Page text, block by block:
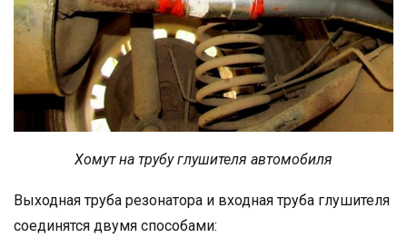
Хомут на трубу глушителя автомобиля
Выходная труба резонатора и входная труба глушителя
соединятся двумя способами: